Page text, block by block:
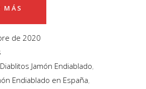
MÁS
de 2020
Diablitos Jamón Endiablado,
Endiablado en España,